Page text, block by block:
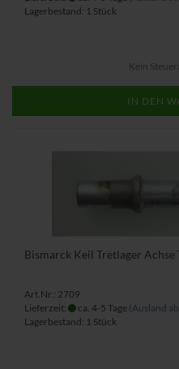
Lagerbestand: 1 Stück
Kein
IN DEN
Bismarck Keil Tretlager
Art.Nr.: 2709
Lieferzeit:
ca. 4-5 Tage (Ausland
Lagerbestand: 1 Stück